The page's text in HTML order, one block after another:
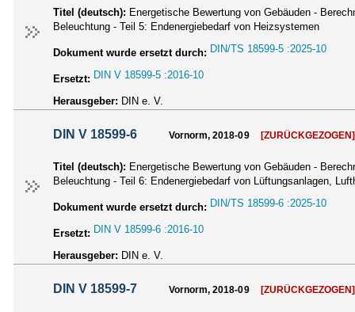
Titel (deutsch): Energetische Bewertung von Gebäuden -
Beleuchtung - Teil 5: Endenergiebedarf von Heizsystemen
Dokument wurde ersetzt durch: DIN/TS 18599-5 :2025-10
Ersetzt: DIN V 18599-5 :2016-10
Herausgeber: DIN e. V.
DIN V 18599-6 Vornorm, 2018-09 [ZURÜCKGEZOGEN]
Titel (deutsch): Energetische Bewertung von Gebäuden -
Beleuchtung - Teil 6: Endenergiebedarf von Lüftungsanlagen,
Dokument wurde ersetzt durch: DIN/TS 18599-6 :2025-10
Ersetzt: DIN V 18599-6 :2016-10
Herausgeber: DIN e. V.
DIN V 18599-7 Vornorm, 2018-09 [ZURÜCKGEZOGEN]